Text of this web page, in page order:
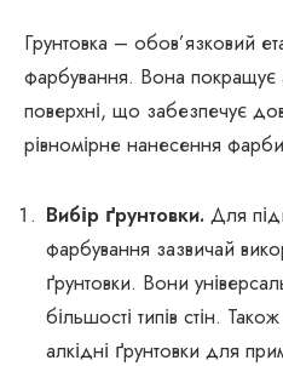
Грунтовка – обов’язковий
фарбування. Вона
поверхні, що забезпечує
рівномірне нанесення
Вибір ґрунтовки. Для
фарбування зазвичай
ґрунтовки. Вони
більшості типів стін.
алкідні ґрунтовки для